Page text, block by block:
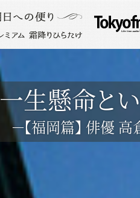
一生懸命と
－【福岡篇】 俳優 高